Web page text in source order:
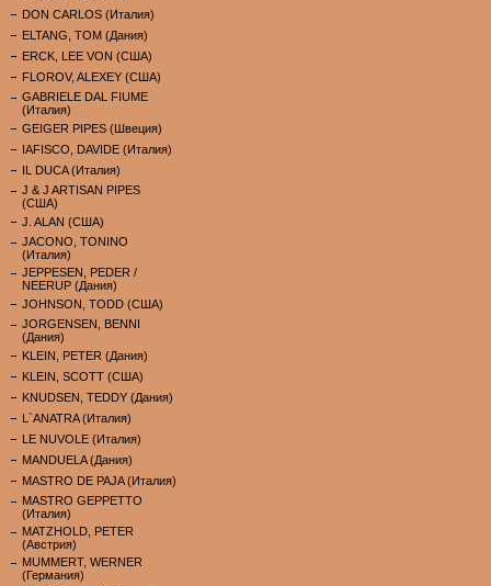
DON CARLOS (Италия)
ELTANG, TOM (Дания)
ERCK, LEE VON (США)
FLOROV, ALEXEY (США)
GABRIELE DAL FIUME
(Италия)
GEIGER PIPES (Швеция)
IAFISCO, DAVIDE (Италия)
IL DUCA (Италия)
J & J ARTISAN PIPES
(США)
J. ALAN (США)
JACONO, TONINO
(Италия)
JEPPESEN, PEDER /
NEERUP (Дания)
JOHNSON, TODD (США)
JORGENSEN, BENNI
(Дания)
KLEIN, PETER (Дания)
KLEIN, SCOTT (США)
KNUDSEN, TEDDY (Дания)
L`ANATRA (Италия)
LE NUVOLE (Италия)
MANDUELA (Дания)
MASTRO DE PAJA (Италия)
MASTRO GEPPETTO
(Италия)
MATZHOLD, PETER
(Австрия)
MUMMERT, WERNER
(Германия)